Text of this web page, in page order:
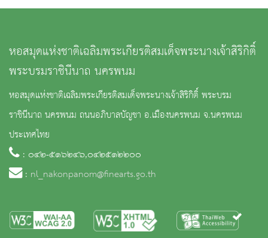
หอสมุดแห่งชาติเฉลิมพระเกียรติสมเด็จพระนางเจ้าสิริกิติ์
พระบรมราชินีนาถ นครพนม
หอสมุดแห่งชาติเฉลิมพระเกียรติสมเด็จพระนางเจ้าสิริกิติ์ พระบรม
ราชินีนาถ นครพนม ถนนอภิบาลบัญชา อ.เมืองนครพนม จ.นครพนม
ประเทศไทย
: ๐๔๒-๕๑๖๒๔๖,๐๔๒๕๑๒๒๐๐
: nl_nakonpanom@finearts.go.th